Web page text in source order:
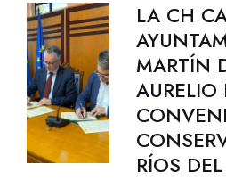
LA CH
MARTÍN
RÍOS